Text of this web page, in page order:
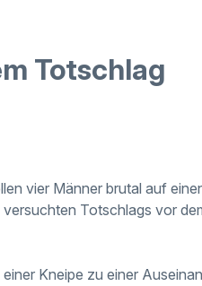
Totschlag
vier Männer brutal auf
Totschlags vor
Kneipe zu einer